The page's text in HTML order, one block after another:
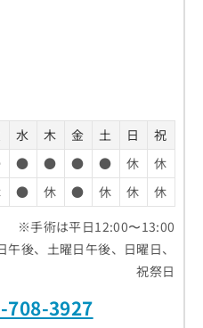
水 木 金 土 日
祝
● ● ● ● 休
休
● 休 ● 休 休
休
※手術は平日12:00〜13:00
後、土曜日午後、日曜日、
祝祭日
708-3927